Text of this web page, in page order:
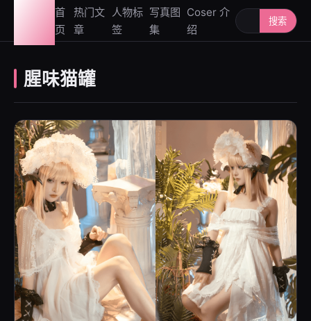
首
页
热门文
章
人物标
签
写真图
集
Coser 介
绍
搜索人物或写
搜索
腥味猫罐